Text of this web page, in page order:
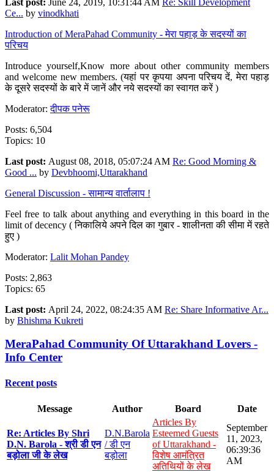
Ce... by vinodkhati
Introduction of MeraPahad Community - मेरा पहाड़ के सदस्यों का
परिचय
Introduce yourself,Know more about other community members
and welcome new members. (यहां पर कृपया अपना परिचय दें, मेरा पहाड़
के दूसरे सदस्यों के बारे में जानें और नये सदस्यों का स्वागत करें )
Moderator:दीपक पनेरू
Posts: 6,504
Topics: 10
Last post: August 08, 2018, 05:07:24 AM Re: Good Morning &
Good ... by Devbhoomi,Uttarakhand
General Discussion - सामान्य वार्तालाप !
Feel free to talk about anything and everything in this board in the
limit of decency ( निकालिये अपने दिल का गुबार - शालीनता की सीमा में रहते
हुए )
Moderator: Lalit Mohan Pandey
Posts: 2,863
Topics: 65
Last post: April 24, 2022, 08:24:35 AM Re: Share Informative Ar...
by Bhishma Kukreti
MeraPahad Community Of Uttarakhand Lovers -
Info Center
Recent posts
Message Author Board Date
Re: Articles By Shri
D.N. Barola - श्री डी एन
बड़ोला जी के लेख
D.N.Barola
/ डी एन
बड़ोला
Articles By
Esteemed Guests
of Uttarakhand -
विशेष आमंत्रित
अतिथियों के लेख
September
11, 2023,
06:39:36
AM